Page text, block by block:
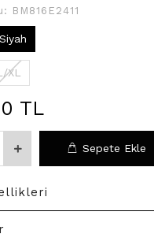
BM816E2411
XL
TL
Sepete Ekle